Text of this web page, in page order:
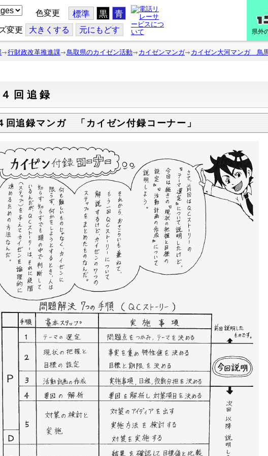
色変更 標準 黒 青
変更 大きくする 元にもどす 県外
行財政改革推進課 鳥取県のカイゼン活動 カイゼンマンガ カイゼン大河マンガ 鳥
回追録
回追録マンガ 「カイゼン付録コーナー」